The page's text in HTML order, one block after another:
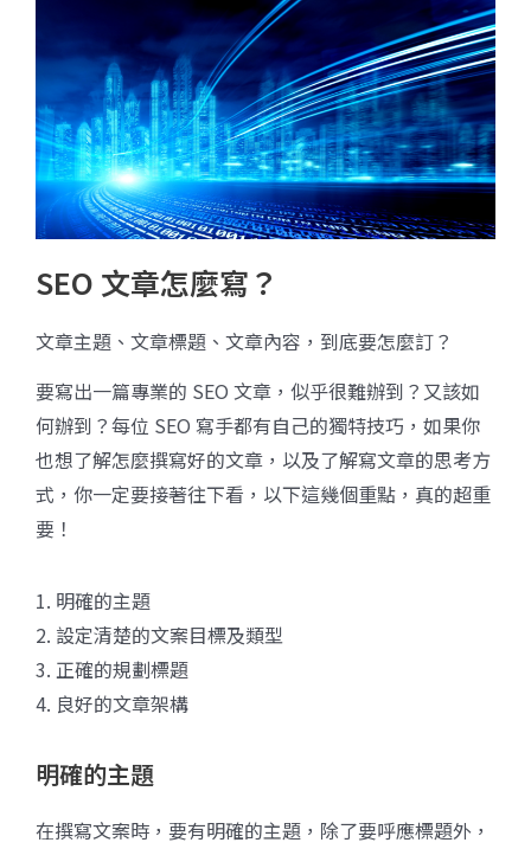
SEO 文章怎麼寫？
文章主題、文章標題、文章內容，到底要怎麼訂？
要寫出一篇專業的 SEO 文章，似乎很難辦到？又該如
何辦到？每位 SEO 寫手都有自己的獨特技巧，如果你
也想了解怎麼撰寫好的文章，以及了解寫文章的思考方
式，你一定要接著往下看，以下這幾個重點，真的超重
要！
1. 明確的主題
2. 設定清楚的文案目標及類型
3. 正確的規劃標題
4. 良好的文章架構
明確的主題
在撰寫文案時，要有明確的主題，除了要呼應標題外，